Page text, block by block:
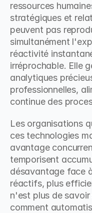
ressources
stratégiques et
peuvent pas
simultanément
réactivité
irréprochable. Elle
analytiques
professionnelles,
continue des
Les organisations
ces technologies
avantage
temporisent
désavantage face
réactifs, plus
n'est plus de
comment